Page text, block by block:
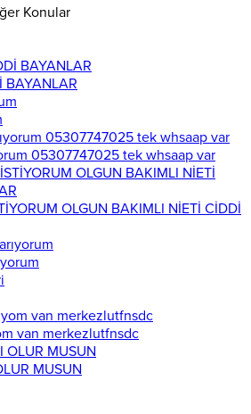
Konular
BAYANLAR
05307747025 tek whsaap var
OLGUN BAKIMLI NİETİ CİDDİ
van merkezlutfnsdc
MUSUN